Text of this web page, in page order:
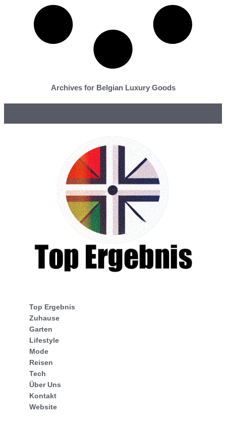
Archives for Belgian Luxury Goods
Top Ergebnis
Zuhause
Garten
Lifestyle
Mode
Reisen
Tech
Über Uns
Kontakt
Website